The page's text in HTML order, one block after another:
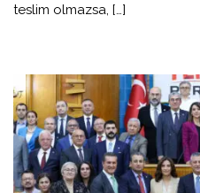
teslim olmazsa, […]